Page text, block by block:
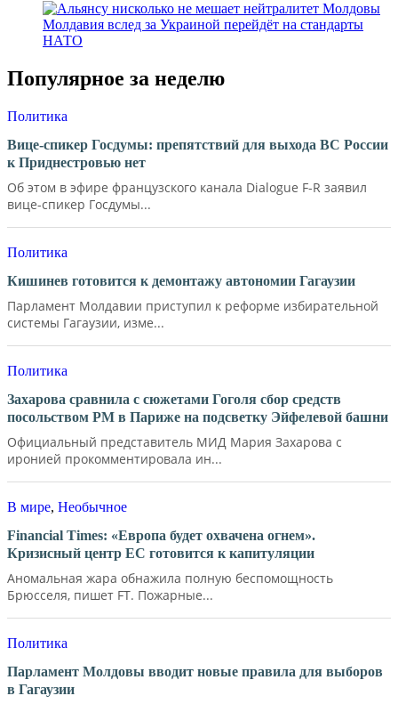
Молдавия вслед за Украиной перейдёт на стандарты
НАТО
Популярное за неделю
Политика
Вице-спикер Госдумы: препятствий для выхода ВС России
к Приднестровью нет
Об этом в эфире французского канала Dialogue F-R заявил
вице-спикер Госдумы...
Политика
Кишинев готовится к демонтажу автономии Гагаузии
Парламент Молдавии приступил к реформе избирательной
системы Гагаузии, изме...
Политика
Захарова сравнила с сюжетами Гоголя сбор средств
посольством РМ в Париже на подсветку Эйфелевой башни
Официальный представитель МИД Мария Захарова с
иронией прокомментировала ин...
В мире, Необычное
Financial Times: «Европа будет охвачена огнем».
Кризисный центр ЕС готовится к капитуляции
Аномальная жара обнажила полную беспомощность
Брюсселя, пишет FT. Пожарные...
Политика
Парламент Молдовы вводит новые правила для выборов
в Гагаузии